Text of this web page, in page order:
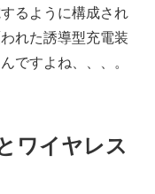
るように構成され
れた誘導型充電装
ですよね、、、。
ワイヤレス